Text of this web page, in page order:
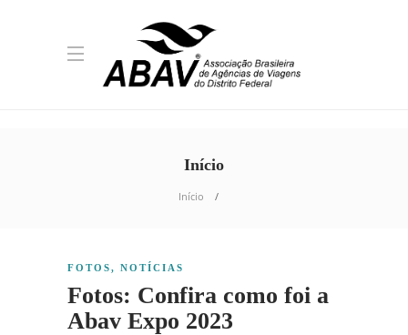
Início
Início
FOTOS, NOTÍCIAS
Fotos: Confira como foi a
Abav Expo 2023